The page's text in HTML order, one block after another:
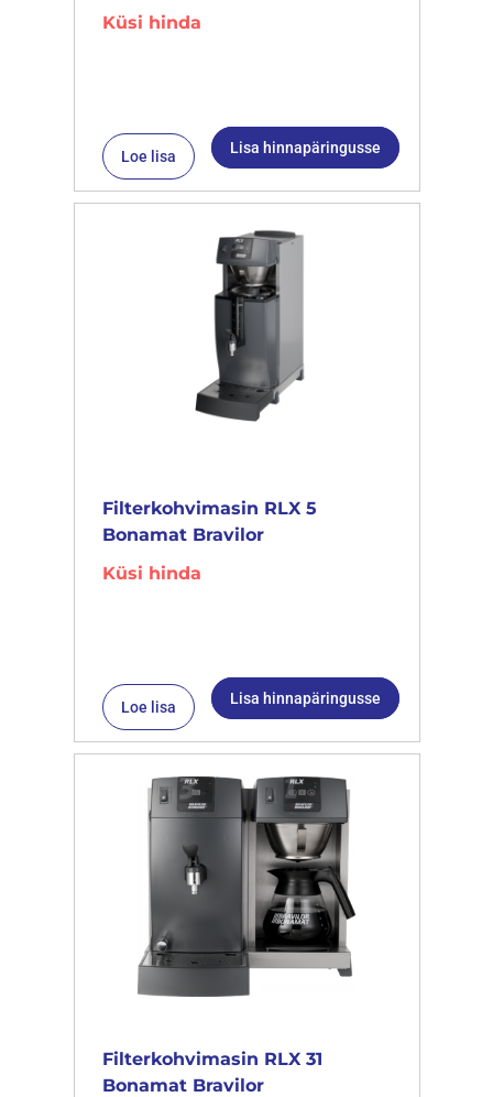
Küsi hinda
Loe lisa Lisa hinnapäringusse
Filterkohvimasin RLX 5
Bonamat Bravilor
Küsi hinda
Loe lisa Lisa hinnapäringusse
Filterkohvimasin RLX 31
Bonamat Bravilor